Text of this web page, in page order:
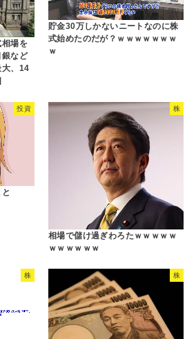
相場を
など
大、14
貯金30万しかないニートなのに株
式始めたのだが？ｗｗｗｗｗｗｗ
ｗ
投資 株
相場で儲け過ぎわろたｗｗｗｗｗ
ｗｗｗｗｗｗ
株 株